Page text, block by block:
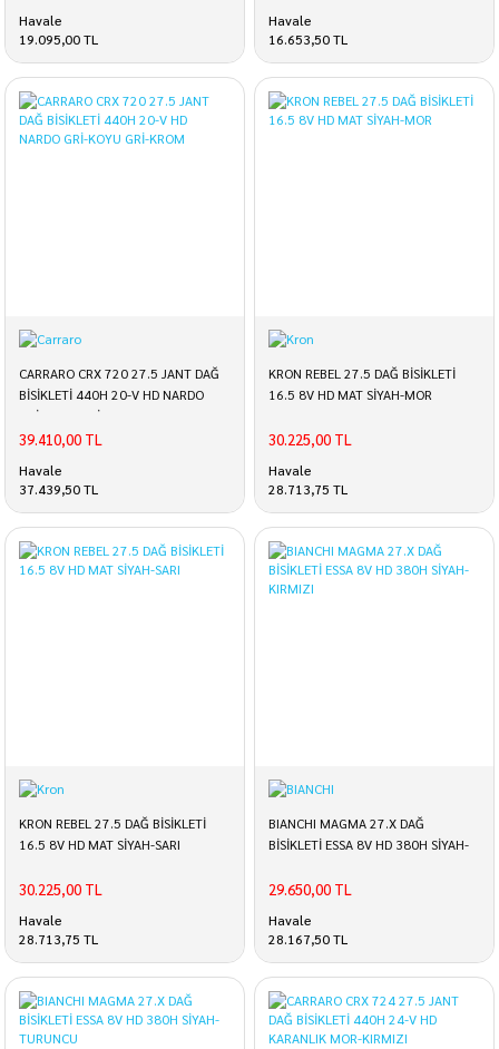
Havale
19.095,00 TL
Havale
16.653,50 TL
CARRARO CRX 720 27.5 JANT DAĞ
BİSİKLETİ 440H 20-V HD NARDO
GRİ-KOYU GRİ-KROM
39.410,00 TL
Havale
37.439,50 TL
KRON REBEL 27.5 DAĞ BİSİKLETİ
16.5 8V HD MAT SİYAH-MOR
30.225,00 TL
Havale
28.713,75 TL
KRON REBEL 27.5 DAĞ BİSİKLETİ
16.5 8V HD MAT SİYAH-SARI
30.225,00 TL
Havale
28.713,75 TL
BIANCHI MAGMA 27.X DAĞ
BİSİKLETİ ESSA 8V HD 380H SİYAH-
29.650,00 TL
Havale
28.167,50 TL